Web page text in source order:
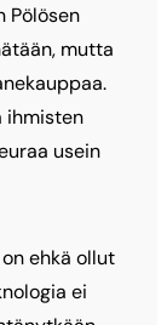
Pölösen
mutta
ihmisten
usein
ehkä ollut
ei